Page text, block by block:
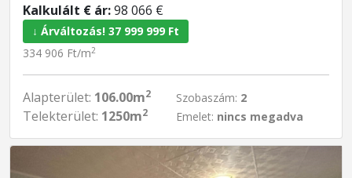
Kalkulált € ár:98 066 €
↓ Árváltozás! 37 999 999 Ft
334 906 Ft/m2
Alapterület: 106.00m2
Telekterület: 1250m2
Szobaszám: 2
Emelet: nincs megadva